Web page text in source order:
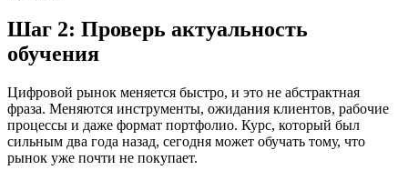
Шаг 2: Проверь актуальность
обучения
Цифровой рынок меняется быстро, и это не абстрактная
фраза. Меняются инструменты, ожидания клиентов, рабочие
процессы и даже формат портфолио. Курс, который был
сильным два года назад, сегодня может обучать тому, что
рынок уже почти не покупает.